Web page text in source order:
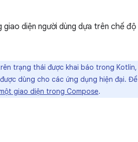
diện người dùng dựa trên chế độ
trạng thái được khai báo trong Kotlin,
dùng cho các ứng dụng hiện đại. Để
giao diện trong Compose.